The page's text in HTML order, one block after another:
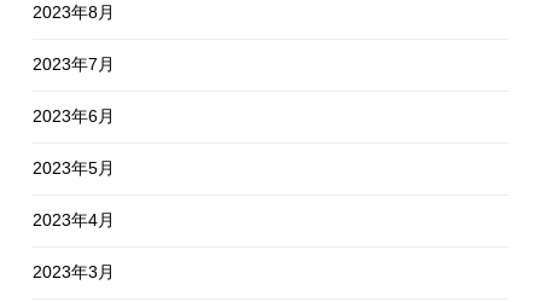
2023年8月
2023年7月
2023年6月
2023年5月
2023年4月
2023年3月